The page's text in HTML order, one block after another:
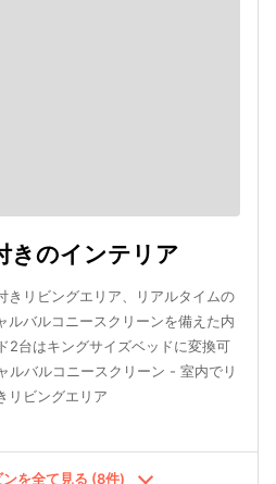
きのインテリア
きリビングエリア、リアルタイムの
ルバルコニースクリーンを備えた内
2台はキングサイズベッドに変換可
ルバルコニースクリーン - 室内でリ
リビングエリア
を全て見る (8件)